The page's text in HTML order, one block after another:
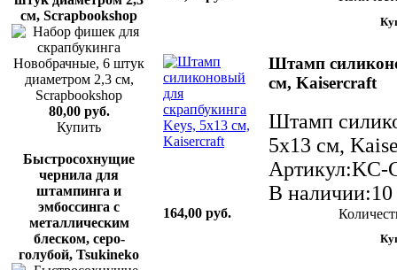
см, Scrapbookshop
80,00 руб.
Купить
Быстросохнущие
чернила для
штампинга и
эмбоссинга с
металлическим
блеском, серо-
голубой, Tsukineko
Штамп
см, Kaisercraft
Штамп
5х13 см,
Артикул:KC-
В наличии:10
164,00 руб.